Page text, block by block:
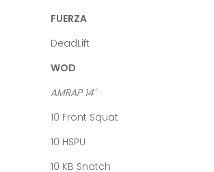
FUERZA
DeadLift
WOD
AMRAP 14´
10 Front Squat
10 HSPU
10 KB Snatch